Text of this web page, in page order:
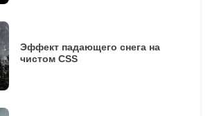
Эффект падающего снега на
чистом CSS